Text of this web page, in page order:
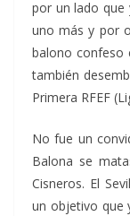
por un lado que
uno más y por
balono confeso
también
Primera RFEF
No fue un
Balona se
Cisneros. El
un objetivo que